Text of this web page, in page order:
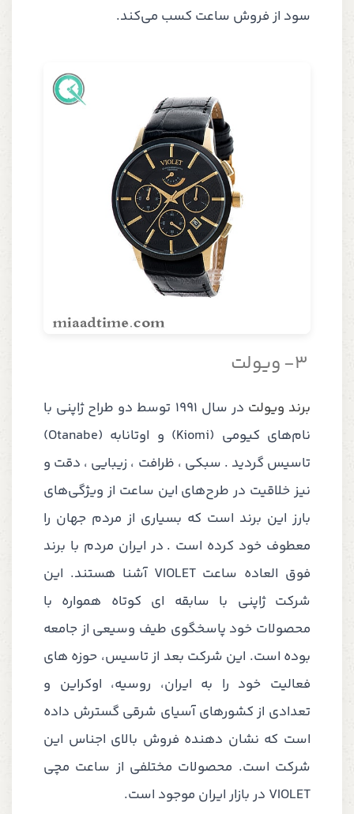
سود از فروش ساعت کسب می‌کند.
3- ویولت
برند ویولت
در سال 1991 توسط دو طراح ژاپنی با
نام‌های کیومی (Kiomi) و اوتانابه (Otanabe
)
تاسیس گردید . سبکی ، ظرافت ، زیبایی ، دقت و
نیز خلاقیت در طرح‌های این ساعت از ویژگی‌های
بارز این برند است که بسیاری از مردم جهان را
معطوف خود کرده است . در ایران مردم با برند
فوق العاده ساعت VIOLET آشنا هستند. این
شرکت ژاپنی با سابقه ای کوتاه همواره با
محصولات خود پاسخگوی طیف وسیعی از جامعه
بوده است. این شرکت بعد از تاسیس، حوزه های
فعالیت خود را به ایران، روسیه، اوکراین و
تعدادی از کشورهای آسیای شرقی گسترش داده
است که نشان دهنده فروش بالای اجناس این
شرکت است. محصولات مختلفی از ساعت مچی
VIOLET در بازار ایران موجود است.